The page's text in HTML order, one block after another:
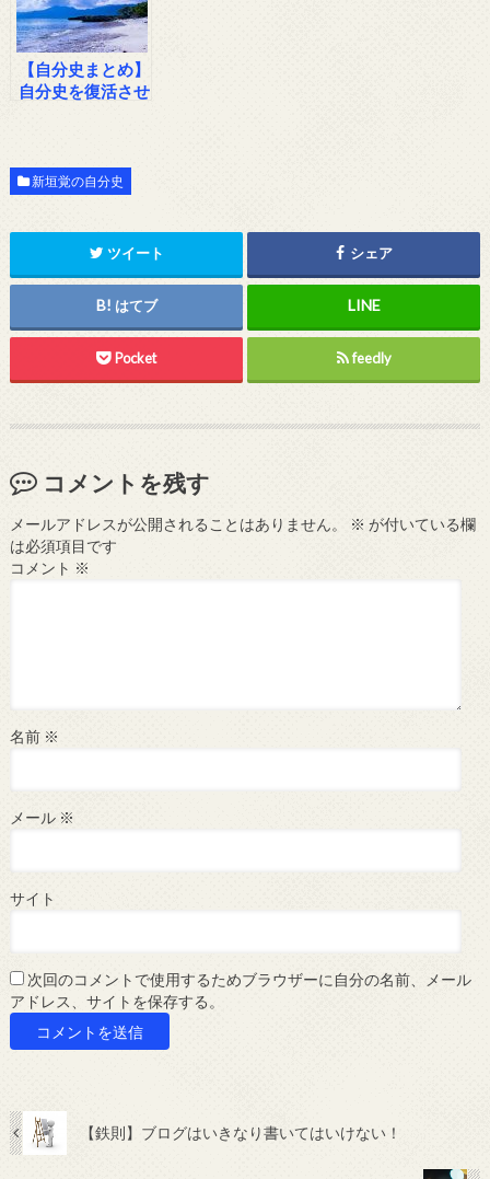
【自分史まとめ】
自分史を復活させ
新垣覚の自分史
ツイート シェア
はてブ
Pocket feedly
コメントを残す
メールアドレスが公開されることはありません。 ※ が付いている欄
は必須項目です
コメント ※
名前 ※
メール ※
サイト
次回のコメントで使用するためブラウザーに自分の名前、メール
アドレス、サイトを保存する。
【鉄則】ブログはいきなり書いてはいけない！